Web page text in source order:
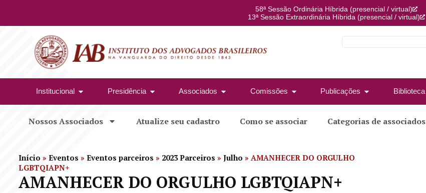
58ª Sessão Ordinária Híbrida (presencial / virtual)
13ª Sessão Extraordinária Híbrida (presencial / virtual)
Institucional Presidência Associados Comissões Publicações Biblioteca
Nossos Associados Atualize seu cadastro Como se associar Categorias de associados
Início » Eventos » Eventos parceiros » 2023 Parceiros » Julho » AMANHECER DO ORGULHO
LGBTQIAPN+
AMANHECER DO ORGULHO LGBTQIAPN+